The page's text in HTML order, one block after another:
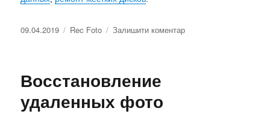
09.04.2019 Rec Foto Залишити коментар
Восстановление
удаленных фото